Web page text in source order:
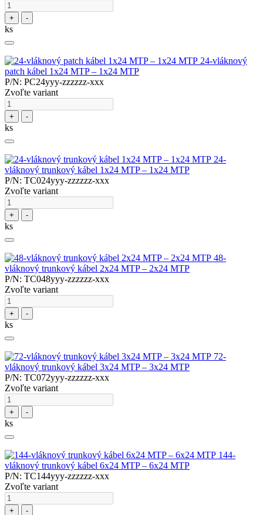
+ -
ks
24-vláknový
patch kábel 1x24 MTP – 1x24 MTP
P/N: PC24yyy-zzzzzz-xxx
Zvoľte variant
+ -
ks
24-
vláknový trunkový kábel 1x24 MTP – 1x24 MTP
P/N: TC024yyy-zzzzzz-xxx
Zvoľte variant
+ -
ks
48-
vláknový trunkový kábel 2x24 MTP – 2x24 MTP
P/N: TC048yyy-zzzzzz-xxx
Zvoľte variant
+ -
ks
72-
vláknový trunkový kábel 3x24 MTP – 3x24 MTP
P/N: TC072yyy-zzzzzz-xxx
Zvoľte variant
+ -
ks
144-
vláknový trunkový kábel 6x24 MTP – 6x24 MTP
P/N: TC144yyy-zzzzzz-xxx
Zvoľte variant
+ -